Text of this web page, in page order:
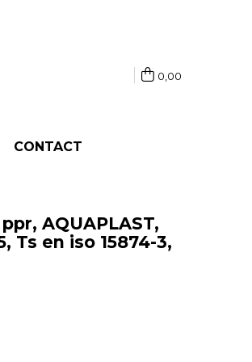
0,00
CONTACT
AQUAPLAST,
Ts en iso 15874-3,